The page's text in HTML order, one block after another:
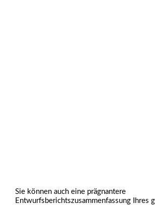
Sie können auch eine prägnantere
Entwurfsberichtszusammenfassung Ihres